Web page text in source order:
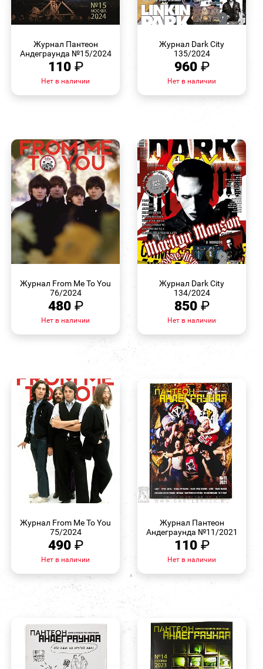
Журнал Пантеон
Андеграунда №15/2024
110 ₽
Нет в наличии
Журнал Dark City
135/2024
960 ₽
Нет в наличии
Журнал From Me To You
76/2024
480 ₽
Нет в наличии
Журнал Dark City
134/2024
850 ₽
Нет в наличии
Журнал From Me To You
75/2024
490 ₽
Нет в наличии
Журнал Пантеон
Андеграунда №11/2021
110 ₽
Нет в наличии